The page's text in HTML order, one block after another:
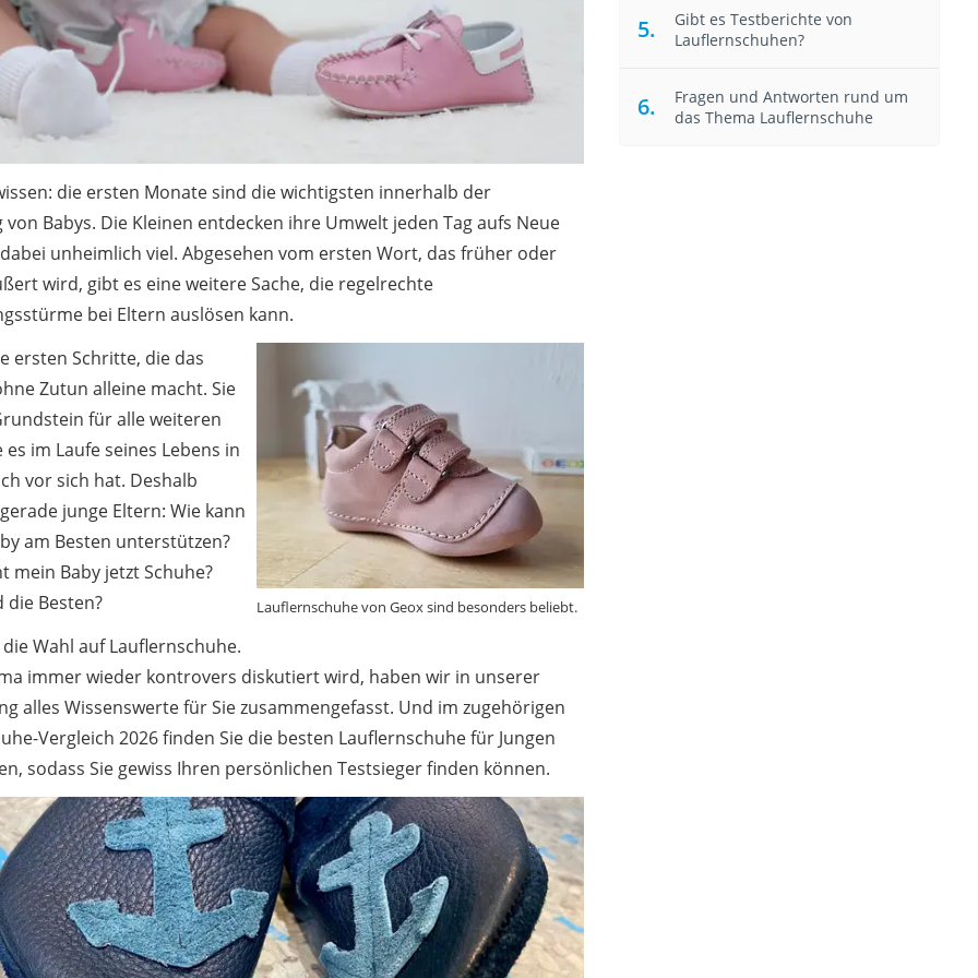
die ersten Monate sind die wichtigsten innerhalb der
von Babys. Die Kleinen entdecken ihre Umwelt jeden Tag aufs Neue
unheimlich viel. Abgesehen vom ersten Wort, das früher oder
wird, gibt es eine weitere Sache, die regelrechte
bei Eltern auslösen kann.
Lauflernschuhe von Geox sind besonders beliebt.
ersten Schritte, die das
Zutun alleine macht. Sie
für alle weiteren
im Laufe seines Lebens in
vor sich hat. Deshalb
junge Eltern: Wie kann
am Besten unterstützen?
mein Baby jetzt Schuhe?
die Besten?
Wahl auf Lauflernschuhe.
immer wieder kontrovers diskutiert wird, haben wir in unserer
alles Wissenswerte für Sie zusammengefasst. Und im zugehörigen
Vergleich 2026 finden Sie die besten Lauflernschuhe für Jungen
sodass Sie gewiss Ihren persönlichen Testsieger finden können.
Gibt es Testberichte von
Lauflernschuhen?
Fragen und Antworten rund um
das Thema Lauflernschuhe